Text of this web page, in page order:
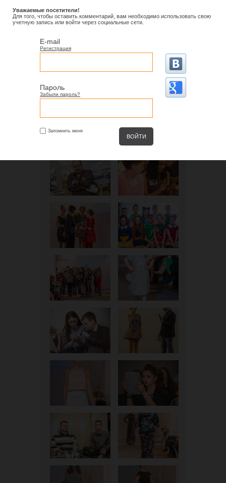
Уважаемые посетители!
Для того, чтобы оставить комментарий, вам необходимо использовать свою
учетную запись или войти через социальные сети.
E-mail
Регистрация
Пароль
Забыли пароль?
Запомнить меня